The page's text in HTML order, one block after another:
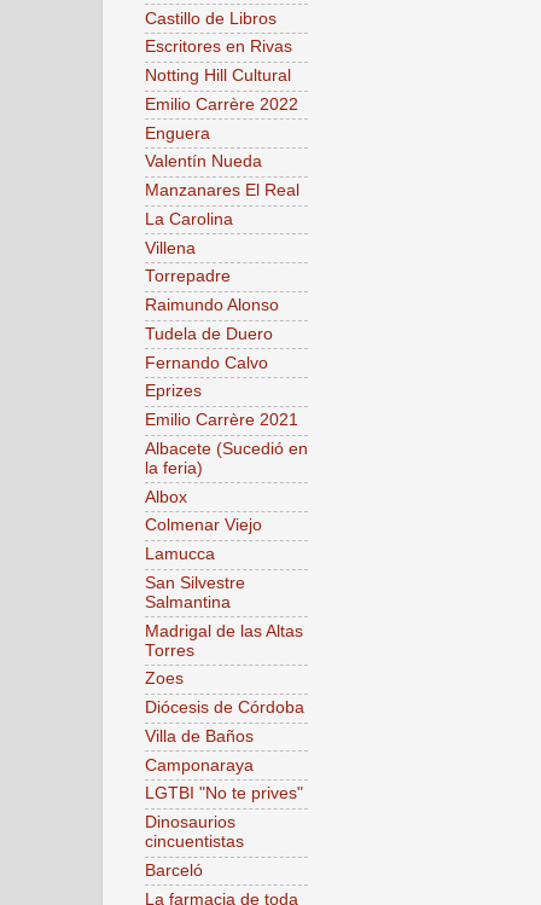
Castillo de Libros
Escritores en Rivas
Notting Hill Cultural
Emilio Carrère 2022
Enguera
Valentín Nueda
Manzanares El Real
La Carolina
Villena
Torrepadre
Raimundo Alonso
Tudela de Duero
Fernando Calvo
Eprizes
Emilio Carrère 2021
Albacete (Sucedió en
la feria)
Albox
Colmenar Viejo
Lamucca
San Silvestre
Salmantina
Madrigal de las Altas
Torres
Zoes
Diócesis de Córdoba
Villa de Baños
Camponaraya
LGTBI "No te prives"
Dinosaurios
cincuentistas
Barceló
La farmacia de toda